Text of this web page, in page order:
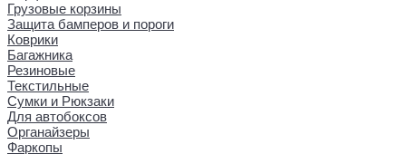
Грузовые корзины
Защита бамперов и пороги
Коврики
Багажника
Резиновые
Текстильные
Сумки и Рюкзаки
Для автобоксов
Органайзеры
Фаркопы